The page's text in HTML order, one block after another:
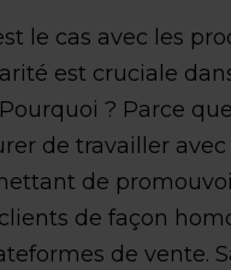
le cas avec les
est cruciale
? Parce
de travailler avec
de
de façon
de vente.